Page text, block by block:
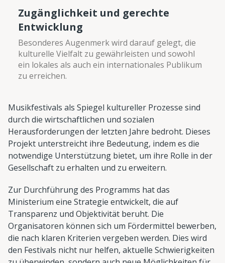
Zugänglichkeit und gerechte
Entwicklung
Besonderes Augenmerk wird darauf gelegt, die
kulturelle Vielfalt zu gewährleisten und sowohl
ein lokales als auch ein internationales Publikum
zu erreichen.
Musikfestivals als Spiegel kultureller Prozesse sind
durch die wirtschaftlichen und sozialen
Herausforderungen der letzten Jahre bedroht. Dieses
Projekt unterstreicht ihre Bedeutung, indem es die
notwendige Unterstützung bietet, um ihre Rolle in der
Gesellschaft zu erhalten und zu erweitern.
Zur Durchführung des Programms hat das
Ministerium eine Strategie entwickelt, die auf
Transparenz und Objektivität beruht. Die
Organisatoren können sich um Fördermittel bewerben,
die nach klaren Kriterien vergeben werden. Dies wird
den Festivals nicht nur helfen, aktuelle Schwierigkeiten